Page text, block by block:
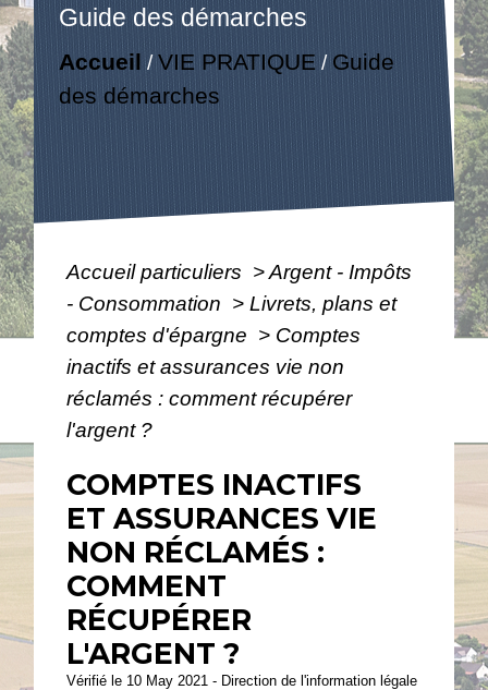
Guide des démarches
Accueil /VIE PRATIQUE / Guide
des démarches
Accueil particuliers >Argent - Impôts
- Consommation > Livrets, plans et
comptes d'épargne > Comptes
inactifs et assurances vie non
réclamés : comment récupérer
l'argent ?
COMPTES INACTIFS
ET ASSURANCES VIE
NON RÉCLAMÉS :
COMMENT
RÉCUPÉRER
L'ARGENT ?
Vérifié le 10 May 2021 - Direction de l'information légale